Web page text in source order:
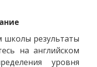
школы результаты
на английском
уровня